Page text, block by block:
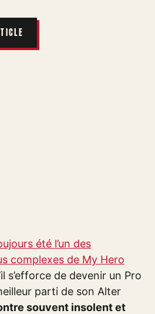
été l’un des
complexes de My Hero
s’efforce de devenir un Pro
parti de son Alter
souvent insolent et